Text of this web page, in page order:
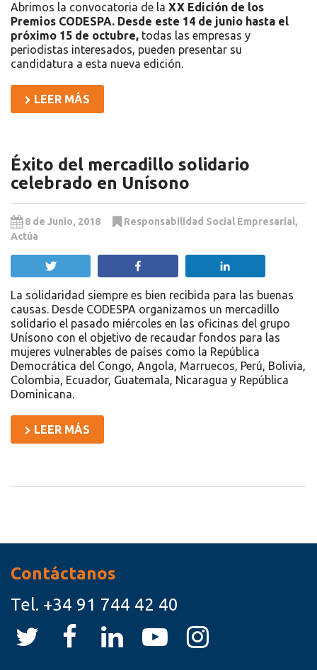
Abrimos la convocatoria de la XX Edición de los
Premios CODESPA. Desde este 14 de junio hasta el
próximo 15 de octubre, todas las empresas y
periodistas interesados, pueden presentar su
candidatura a esta nueva edición.
LEER MÁS
Éxito del mercadillo solidario
celebrado en Unísono
8 de Junio, 2018 Responsabilidad Social Empresarial,
Actúa
La solidaridad siempre es bien recibida para las buenas
causas. Desde CODESPA organizamos un mercadillo
solidario el pasado miércoles en las oficinas del grupo
Unísono con el objetivo de recaudar fondos para las
mujeres vulnerables de países como la República
Democrática del Congo, Angola, Marruecos, Perú, Bolivia,
Colombia, Ecuador, Guatemala, Nicaragua y República
Dominicana.
LEER MÁS
Contáctanos
Tel. +34 91 744 42 40